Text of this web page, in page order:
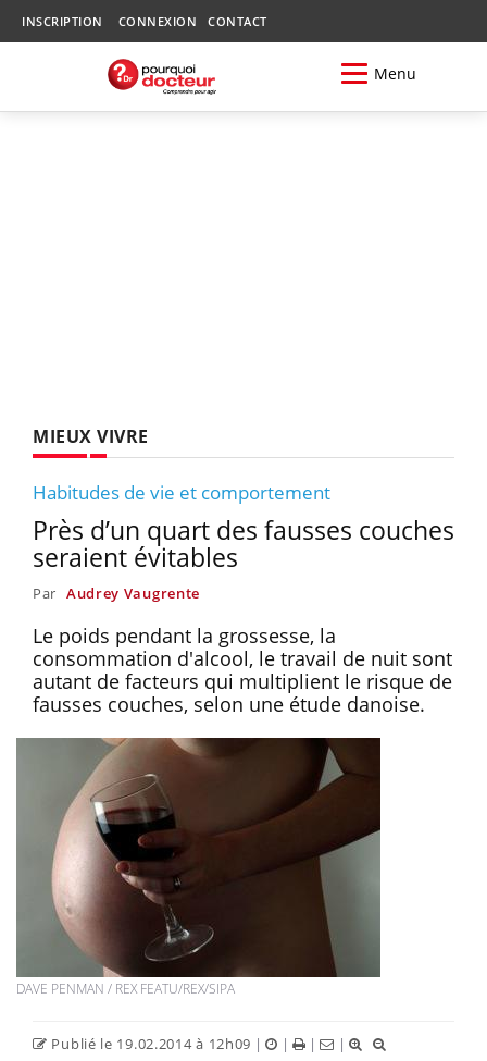
INSCRIPTION CONNEXION CONTACT
Menu
MIEUX VIVRE
Habitudes de vie et comportement
Près d’un quart des fausses couches
seraient évitables
Par Audrey Vaugrente
Le poids pendant la grossesse, la
consommation d'alcool, le travail de nuit sont
autant de facteurs qui multiplient le risque de
fausses couches, selon une étude danoise.
DAVE PENMAN / REX FEATU/REX/SIPA
Publié le 19.02.2014 à 12h09 | | | |